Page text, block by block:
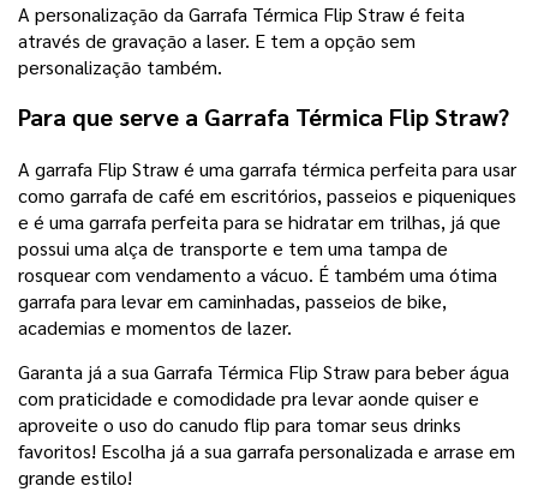
A personalização da Garrafa Térmica Flip Straw é feita
através de gravação a laser. E tem a opção sem
personalização também.
Para que serve a Garrafa Térmica Flip Straw?
A garrafa Flip Straw é uma garrafa térmica perfeita para usar
como garrafa de café em escritórios, passeios e piqueniques
e é uma garrafa perfeita para se hidratar em trilhas, já que
possui uma alça de transporte e tem uma tampa de
rosquear com vendamento a vácuo. É também uma ótima
garrafa para levar em caminhadas, passeios de bike,
academias e momentos de lazer.
Garanta já a sua Garrafa Térmica Flip Straw para beber água
com praticidade e comodidade pra levar aonde quiser e
aproveite o uso do canudo flip para tomar seus drinks
favoritos! Escolha já a sua garrafa personalizada e arrase em
grande estilo!